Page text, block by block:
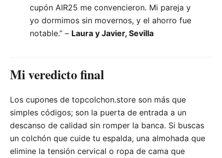
cupón AIR25 me convencieron. Mi pareja y
yo dormimos sin movernos, y el ahorro fue
notable.” – Laura y Javier, Sevilla
Mi veredicto final
Los cupones de topcolchon.store son más que
simples códigos; son la puerta de entrada a un
descanso de calidad sin romper la banca. Si buscas
un colchón que cuide tu espalda, una almohada que
elimine la tensión cervical o ropa de cama que